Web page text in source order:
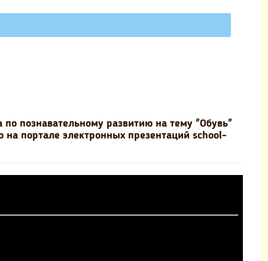
по познавательному развитию на тему "Обувь"
на портале электронных презентаций school-